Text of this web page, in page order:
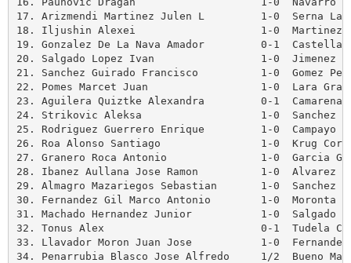
17. Arizmendi Martinez Julen L         1-0  Serna
18. Iljushin Alexei                    1-0  Martinez
19. Gonzalez De La Nava Amador         0-1
20. Salgado Lopez Ivan                 1-0  Jimenez
21. Sanchez Guirado Francisco          1-0  Gomez
22. Pomes Marcet Juan                  1-0  Lara
23. Aguilera Quiztke Alexandra         0-1  Camarena
24. Strikovic Aleksa                   1-0  Sanchez
25. Rodriguez Guerrero Enrique         1-0  Campayo
26. Roa Alonso Santiago                1-0  Krug
27. Granero Roca Antonio               1-0  Garcia
28. Ibanez Aullana Jose Ramon          1-0  Alvarez
29. Almagro Mazariegos Sebastian       1-0  Sanchez
30. Fernandez Gil Marco Antonio        1-0  Moronta
31. Machado Hernandez Junior           1-0  Salgado
32. Tonus Alex                         0-1  Tudela
33. Llavador Moron Juan Jose           1-0  Fernandez
34. Penarrubia Blasco Jose Alfredo     1/2  Bueno